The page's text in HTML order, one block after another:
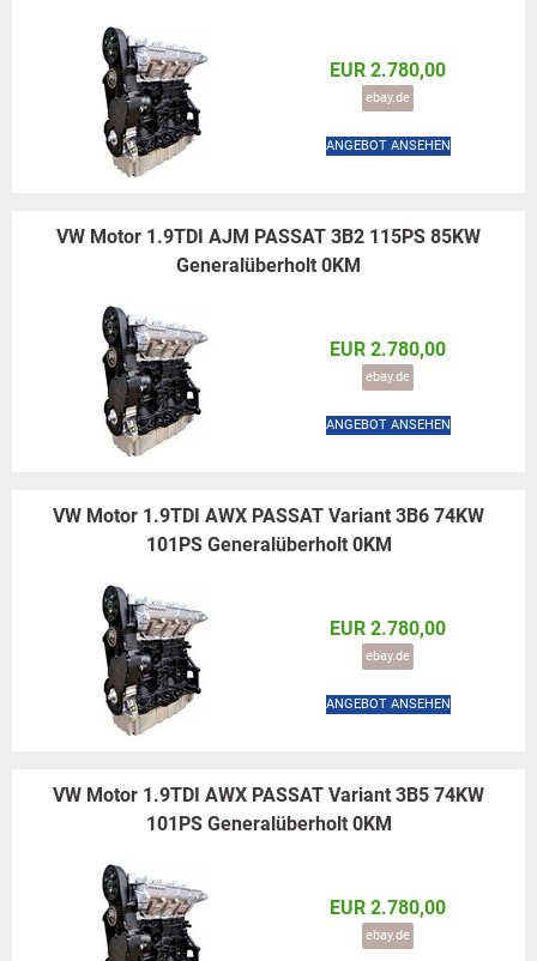
EUR 2.780,00
ebay.de
ANGEBOT ANSEHEN
VW Motor 1.9TDI AJM PASSAT 3B2 115PS 85KW
Generalüberholt 0KM
EUR 2.780,00
ebay.de
ANGEBOT ANSEHEN
VW Motor 1.9TDI AWX PASSAT Variant 3B6 74KW
101PS Generalüberholt 0KM
EUR 2.780,00
ebay.de
ANGEBOT ANSEHEN
VW Motor 1.9TDI AWX PASSAT Variant 3B5 74KW
101PS Generalüberholt 0KM
EUR 2.780,00
ebay.de